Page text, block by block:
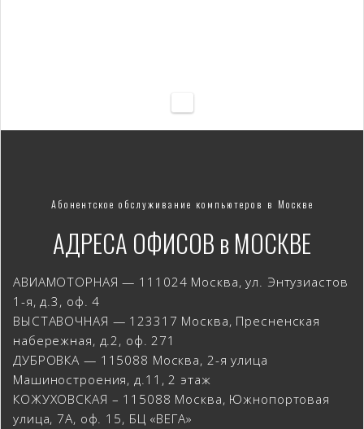
Абонентское обслуживание компьютеров в Москве
АДРЕСА ОФИСОВ в МОСКВЕ
АВИАМОТОРНАЯ — 111024 Москва, ул. Энтузиастов
1-я, д.3, оф. 4
ВЫСТАВОЧНАЯ — 123317 Москва, Пресненская
набережная, д.2, оф. 271
ДУБРОВКА — 115088 Москва, 2-я улица
Машиностроения, д.11, 2 этаж
КОЖУХОВСКАЯ – 115088 Москва, Южнопортовая
улица, 7А, оф. 15, БЦ «ВЕГА»